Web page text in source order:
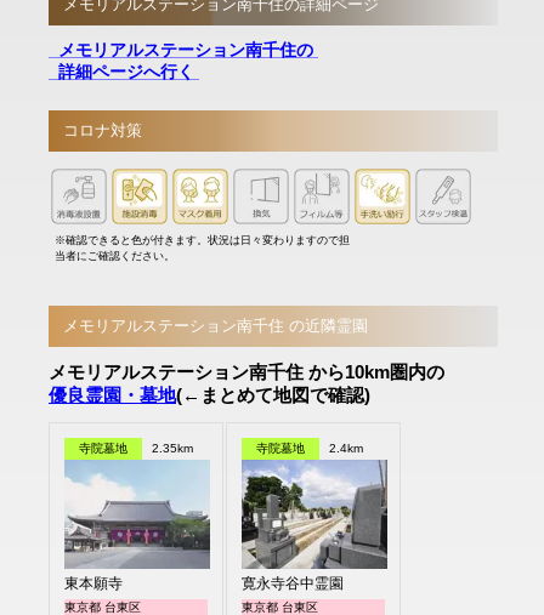
メモリアルステーション南千住の詳細ページ
メモリアルステーション南千住の
詳細ページへ行く
コロナ対策
※確認できると色が付きます。状況は日々変わりますので担
当者にご確認ください。
メモリアルステーション南千住 の近隣霊園
メモリアルステーション南千住 から10km圏内の
優良霊園・墓地(←まとめて地図で確認)
寺院墓地 2.35km
東本願寺
東京都 台東区
寺院墓地 2.4km
寛永寺谷中霊園
東京都 台東区